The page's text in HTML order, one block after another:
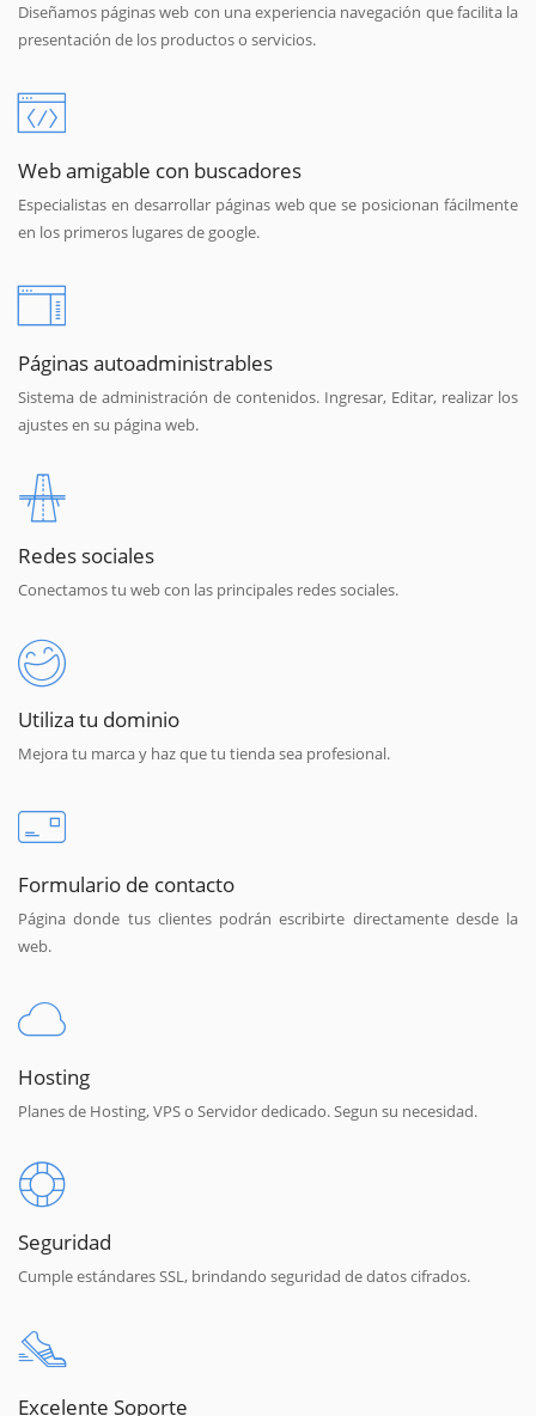
Diseñamos páginas web con una experiencia navegación que facilita la
presentación de los productos o servicios.
Web amigable con buscadores
Especialistas en desarrollar páginas web que se posicionan fácilmente
en los primeros lugares de google.
Páginas autoadministrables
Sistema de administración de contenidos. Ingresar, Editar, realizar los
ajustes en su página web.
Redes sociales
Conectamos tu web con las principales redes sociales.
Utiliza tu dominio
Mejora tu marca y haz que tu tienda sea profesional.
Formulario de contacto
Página donde tus clientes podrán escribirte directamente desde la
web.
Hosting
Planes de Hosting, VPS o Servidor dedicado. Segun su necesidad.
Seguridad
Cumple estándares SSL, brindando seguridad de datos cifrados.
Excelente Soporte